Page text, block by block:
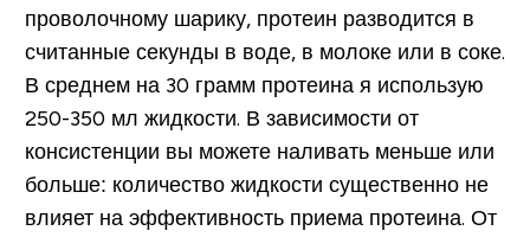
проволочному шарику, протеин разводится в
считанные секунды в воде, в молоке или в соке.
В среднем на 30 грамм протеина я использую
250-350 мл жидкости. В зависимости от
консистенции вы можете наливать меньше или
больше: количество жидкости существенно не
влияет на эффективность приема протеина. От